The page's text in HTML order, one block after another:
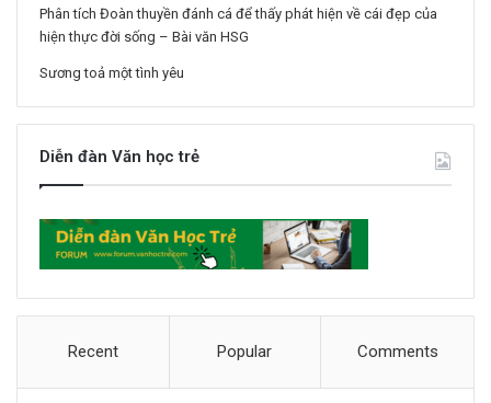
Phân tích Đoàn thuyền đánh cá để thấy phát hiện về cái đẹp của
hiện thực đời sống – Bài văn HSG
Sương toả một tình yêu
Diễn đàn Văn học trẻ
Recent Popular Comments